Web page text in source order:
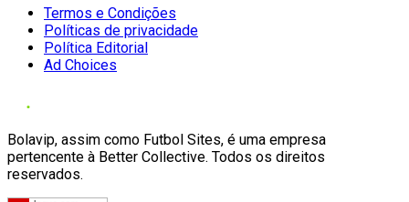
Termos e Condições
Políticas de privacidade
Política Editorial
Ad Choices
Bolavip, assim como Futbol Sites, é uma empresa
pertencente à Better Collective. Todos os direitos
reservados.